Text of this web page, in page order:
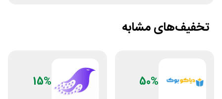
تخفیف‌های مشابه
50%
15%